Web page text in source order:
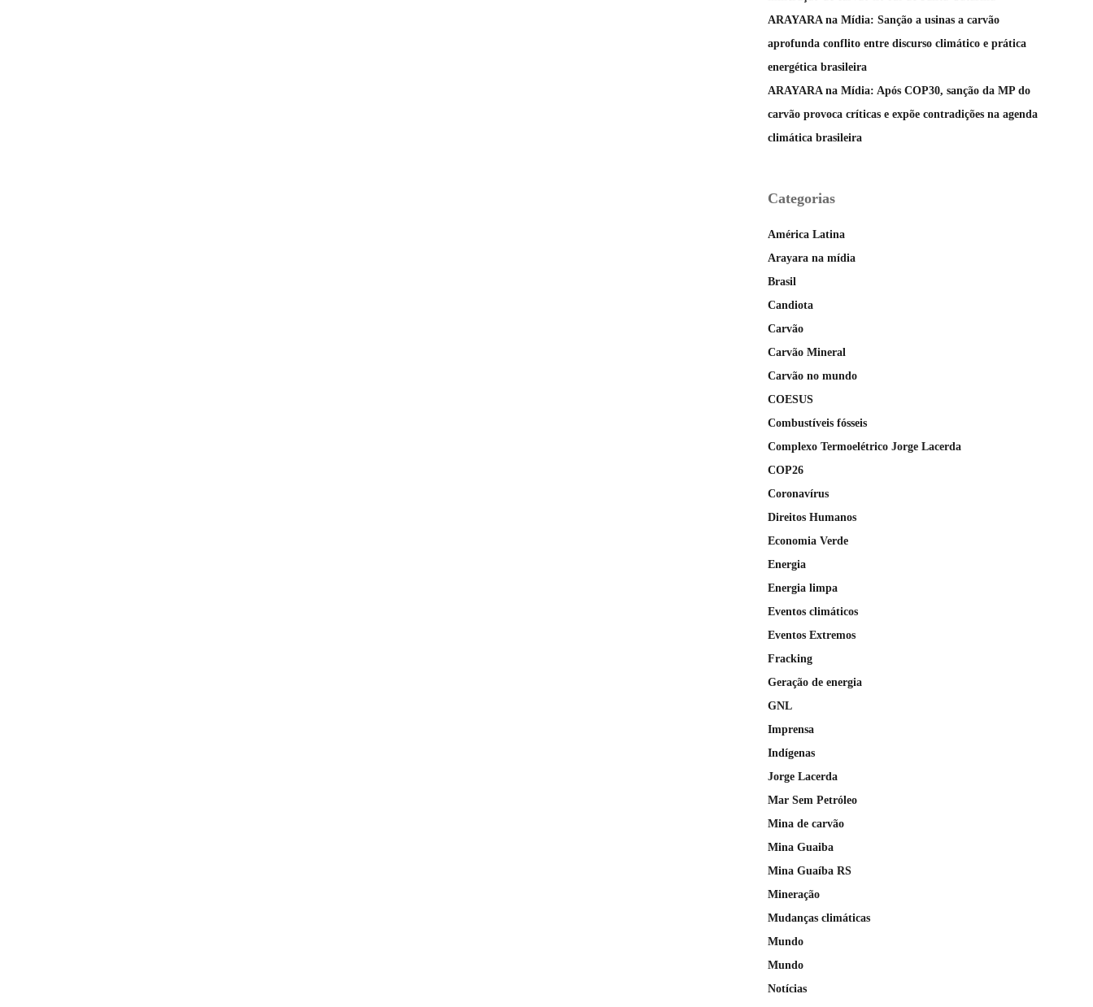
ARAYARA na Mídia: Sanção a usinas a carvão
aprofunda conflito entre discurso climático e prática
energética brasileira
ARAYARA na Mídia: Após COP30, sanção da MP do
carvão provoca críticas e expõe contradições na agenda
climática brasileira
Categorias
América Latina
Arayara na mídia
Brasil
Candiota
Carvão
Carvão Mineral
Carvão no mundo
COESUS
Combustíveis fósseis
Complexo Termoelétrico Jorge Lacerda
COP26
Coronavírus
Direitos Humanos
Economia Verde
Energia
Energia limpa
Eventos climáticos
Eventos Extremos
Fracking
Geração de energia
GNL
Imprensa
Indígenas
Jorge Lacerda
Mar Sem Petróleo
Mina de carvão
Mina Guaiba
Mina Guaíba RS
Mineração
Mudanças climáticas
Mundo
Mundo
Notícias